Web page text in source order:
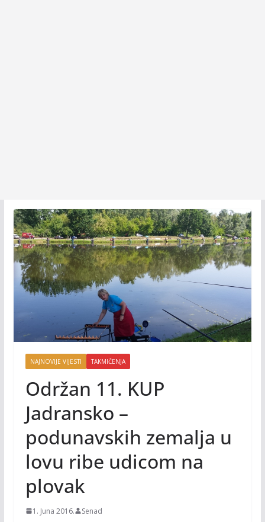
NAJNOVIJE VIJESTI TAKMIČENJA
Održan 11. KUP
Jadransko –
podunavskih zemalja u
lovu ribe udicom na
plovak
1. Juna 2016. Senad